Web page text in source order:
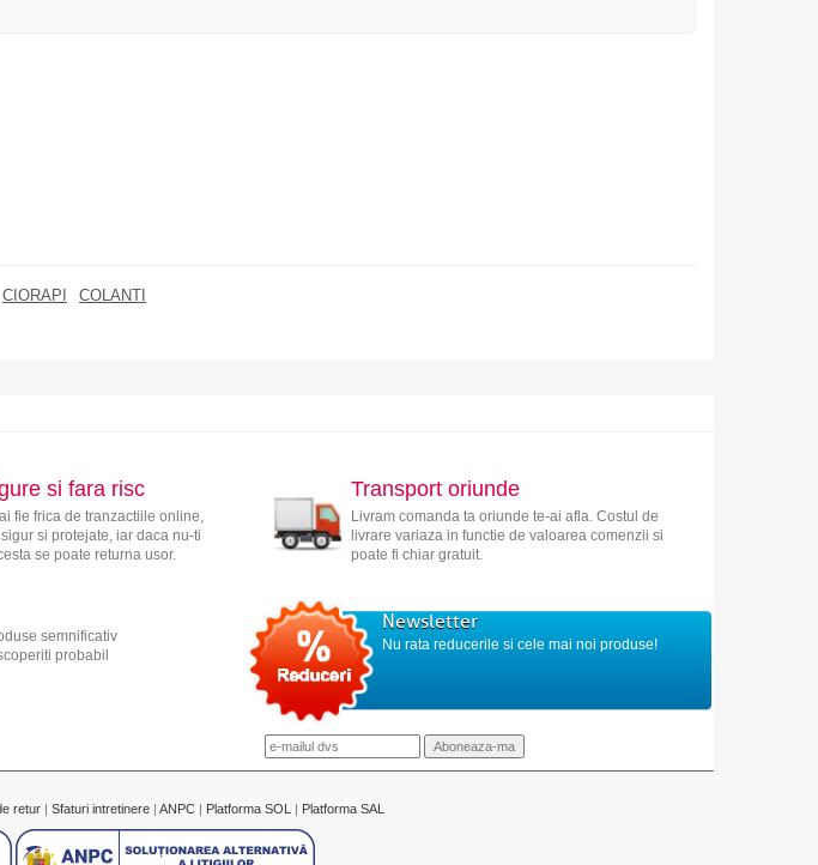
CIORAPI
COLANTI
si fara risc
fie frica de tranzactiile online,
si protejate, iar daca nu-ti
se poate returna usor.
Transport oriunde
Livram comanda ta oriunde te-ai afla. Costul de
livrare variaza in functie de valoarea comenzii si
poate fi chiar gratuit.
semnificativ
probabil
Newsletter
Nu rata reducerile si cele mai noi produse!
retur | Sfaturi intretinere | ANPC | Platforma SOL | Platforma SAL